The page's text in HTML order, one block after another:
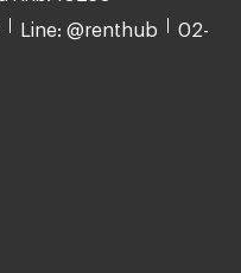
Line: @renthub 02-